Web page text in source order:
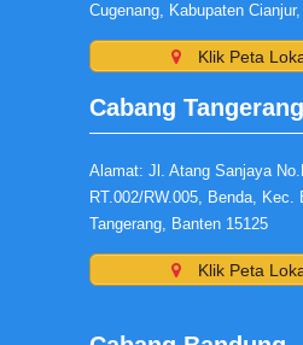
Cugenang, Kabupaten
Klik Peta
Cabang Tangerang
Alamat: Jl. Atang Sanjaya
RT.002/RW.005, Benda, Kec.
Tangerang, Banten 15125
Klik Peta